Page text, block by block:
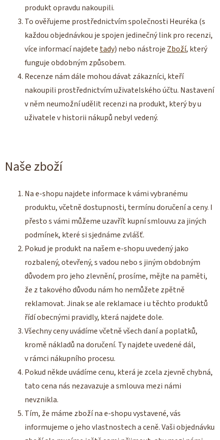
produkt opravdu nakoupili.
To ověřujeme prostřednictvím společnosti Heuréka (s
každou objednávkou je spojen jedinečný link pro recenzi,
více informací najdete tady) nebo nástroje Zboží, který
funguje obdobným způsobem.
Recenze nám dále mohou dávat zákazníci, kteří
nakoupili prostřednictvím uživatelského účtu. Nastavení
v něm neumožní udělit recenzi na produkt, který by u
uživatele v historii nákupů nebyl vedený.
Naše zboží
Na e-shopu najdete informace k vámi vybranému
produktu, včetně dostupnosti, termínu doručení a ceny. I
přesto s vámi můžeme uzavřít kupní smlouvu za jiných
podmínek, které si sjednáme zvlášť.
Pokud je produkt na našem e-shopu uvedený jako
rozbalený, otevřený, s vadou nebo s jiným obdobným
důvodem pro jeho zlevnění, prosíme, mějte na paměti,
že z takového důvodu nám ho nemůžete zpětně
reklamovat. Jinak se ale reklamace i u těchto produktů
řídí obecnými pravidly, která najdete dole.
Všechny ceny uvádíme včetně všech daní a poplatků,
kromě nákladů na doručení. Ty najdete uvedené dál,
v rámci nákupního procesu.
Pokud někde uvádíme cenu, která je zcela zjevně chybná,
tato cena nás nezavazuje a smlouva mezi námi
nevznikla.
Tím, že máme zboží na e-shopu vystavené, vás
informujeme o jeho vlastnostech a ceně. Vaši objednávku